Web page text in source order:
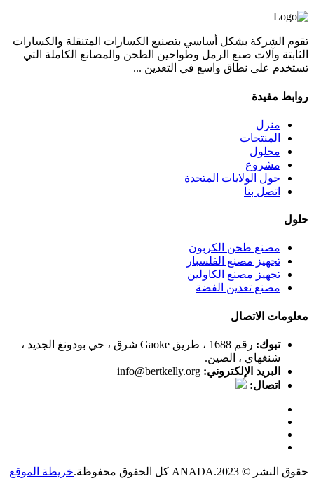
تقوم الشركة بشكل أساسي بتصنيع الكسارات المتنقلة والكسارات
الثابتة وآلات صنع الرمل وطواحين الطحن والمصانع الكاملة التي
تستخدم على نطاق واسع في التعدين ...
روابط مفيدة
منزل
المنتجات
محلول
مشروع
حول الولايات المتحدة
اتصل بنا
حلول
مصنع طحن الكربون
تجهيز مصنع الفلسبار
تجهيز مصنع الكاولين
مصنع تعدين الفضة
معلومات الاتصال
تبوك:
رقم 1688 ، طريق Gaoke شرق ، حي بودونغ الجديد ،
شنغهاي ، الصين.
البريد الإلكتروني: info@bertkelly.org
اتصال:
حقوق النشر © 2023.ANADA كل الحقوق محفوظة. خريطة الموقع